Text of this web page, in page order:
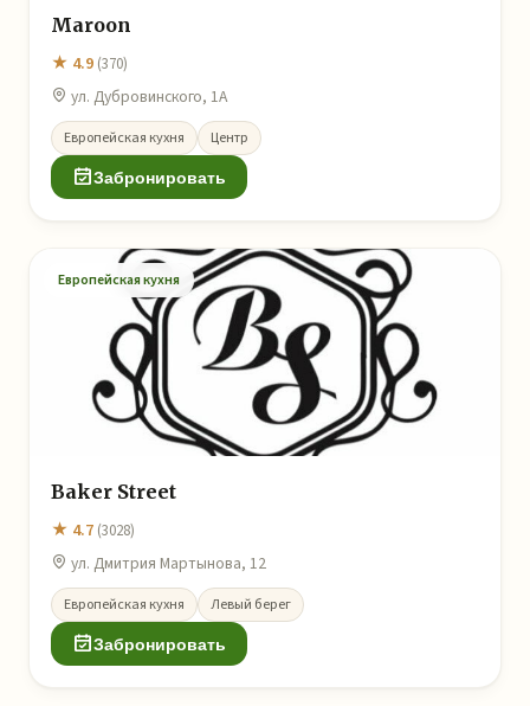
Maroon
★ 4.9 (370)
ул. Дубровинского, 1А
Европейская кухня Центр
Забронировать
Европейская кухня
Baker Street
★ 4.7 (3028)
ул. Дмитрия Мартынова, 12
Европейская кухня Левый берег
Забронировать